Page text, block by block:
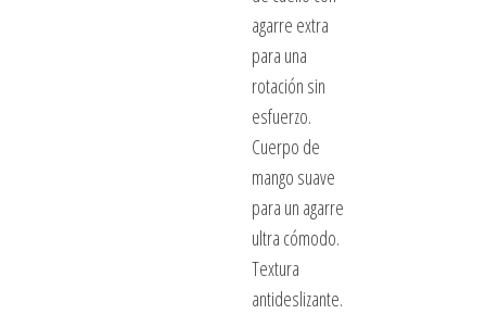
agarre extra
para una
rotación sin
esfuerzo.
Cuerpo de
mango suave
para un agarre
ultra cómodo.
Textura
antideslizante.